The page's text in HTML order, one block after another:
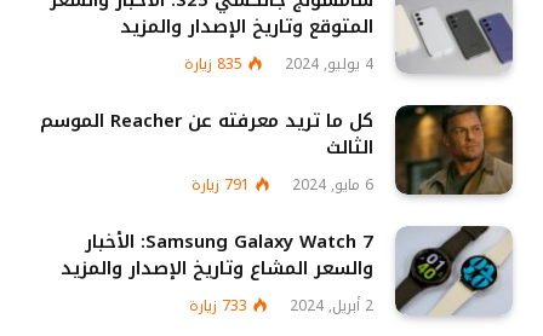
المتوقع وتاريخ الإصدار والمزيد
4 يوليو, 2024 835 زيارة
كل ما تريد معرفته عن Reacher الموسم
الثالث
6 مايو, 2024 791 زيارة
Samsung Galaxy Watch 7: الأخبار
والسعر المشاع وتاريخ الإصدار والمزيد
2 أبريل, 2024 733 زيارة